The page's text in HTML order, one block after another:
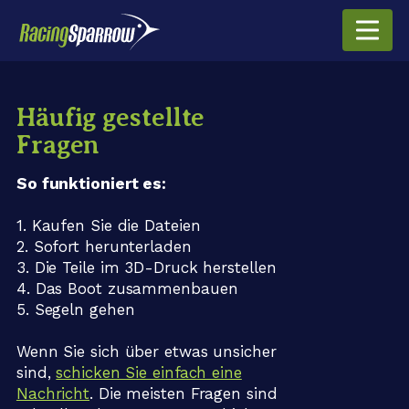
Häufig gestellte
Fragen
So funktioniert es:
1. Kaufen Sie die Dateien
2. Sofort herunterladen
3. Die Teile im 3D-Druck herstellen
4. Das Boot zusammenbauen
5. Segeln gehen
Wenn Sie sich über etwas unsicher
sind,schicken Sie einfach eine
Nachricht. Die meisten Fragen sind